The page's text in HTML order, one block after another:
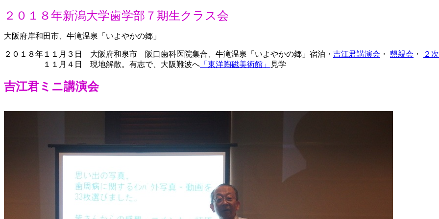
２０１８年新潟大学歯学部７期生クラス会
大阪府岸和田市、牛滝温泉「いよやかの郷」
２０１８年１１月３日 大阪府和泉市 阪口歯科医院集合、牛滝温泉「いよやかの郷」宿泊・ 吉江君講演会 ・ 懇親会 ・
２
１１月４日 現地解散。有志で、大阪難波へ 「東洋陶磁美術館」 見学
吉江君ミニ講演会